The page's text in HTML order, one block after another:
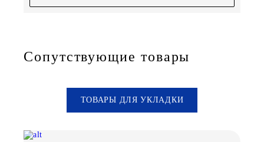
Сопутствующие товары
ТОВАРЫ ДЛЯ УКЛАДКИ